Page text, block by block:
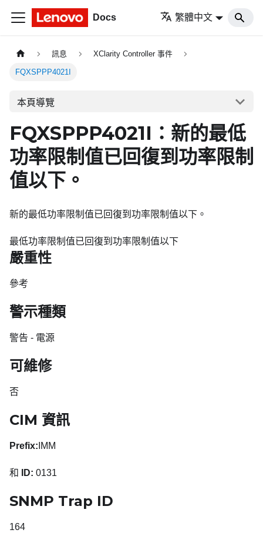
Docs 繁體中文
訊息 XClarity Controller 事件
FQXSPPP4021I
本頁導覽
FQXSPPP4021I：新的最低
功率限制值已回復到功率限制
值以下。
新的最低功率限制值已回復到功率限制值以下。
最低功率限制值已回復到功率限制值以下
嚴重性
參考
警示種類
警告 - 電源
可維修
否
CIM 資訊
Prefix: IMM
和 ID: 0131
SNMP Trap ID
164